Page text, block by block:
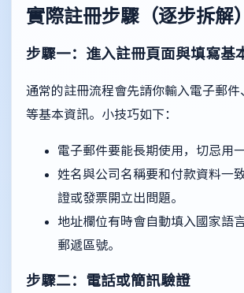
實際註冊步驟（逐步拆解）
步驟一：進入註冊頁面與填寫基
通常的註冊流程會先請你輸入電子郵件
等基本資訊。小技巧如下：
電子郵件要能長期使用，切忌用
姓名與公司名稱要和付款資料一
證或發票開立出問題。
地址欄位有時會自動填入國家語
郵遞區號。
步驟二：電話或簡訊驗證